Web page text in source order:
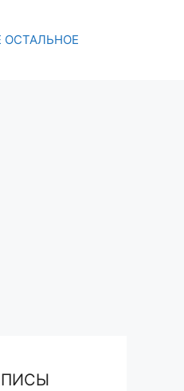
ОСТАЛЬНОЕ